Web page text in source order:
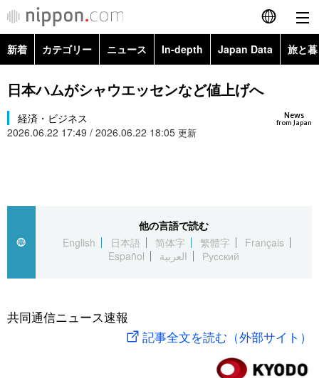
English
简体字
カテゴリー
新着 カテゴリー ニュース In-depth Japan Data 旅と
政治・外交
経済・ビジネス Images
日本ハムがシャウエッセンなど値上げへ
News
from Japan
経済・ビジネス
2026.06.22 17:49 / 2026.06.22 18:05 更新
他の言語で読む
English
日本語 简体字 繁體字
Français
Español
العربية Русский
共同通信ニュース速報
記事全文を読む（外部サイト）